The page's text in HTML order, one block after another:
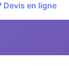
Devis en ligne